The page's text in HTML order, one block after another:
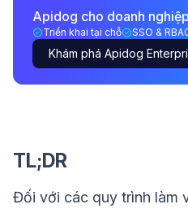
Apidog cho doanh nghiệp
Triển khai tại chỗ SSO &
Khám phá Apidog
TL;DR
Đối với các quy trình làm